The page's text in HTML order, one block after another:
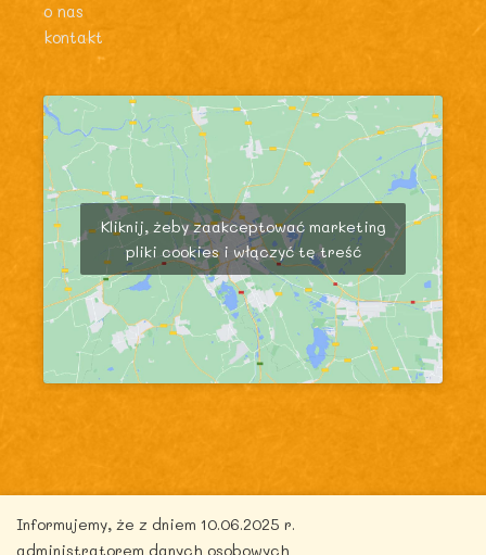
o nas
kontakt
Kliknij, żeby zaakceptować marketing
pliki cookies i włączyć tę treść
ITentego.pl
Informujemy, że z dniem 10.06.2025 r.
administratorem danych osobowych